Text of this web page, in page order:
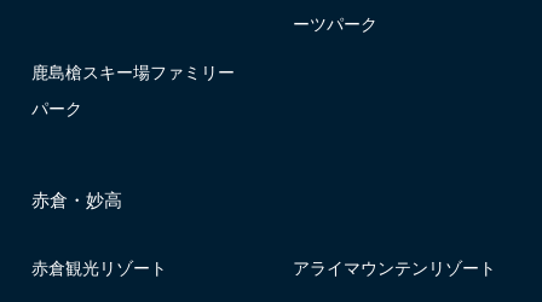
ーツパーク
鹿島槍スキー場ファミリー
パーク
赤倉・妙高
赤倉観光リゾート アライマウンテンリゾート